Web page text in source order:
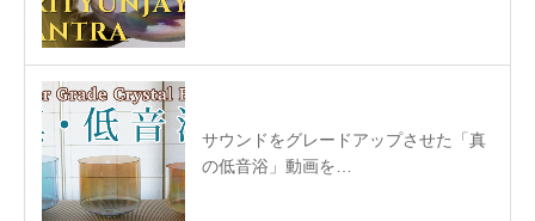
サウンドをグレードアップさせた「真
の低音浴」動画を…